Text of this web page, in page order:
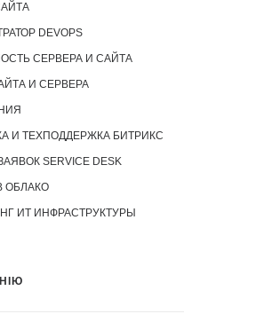
DEVOPS
СЕРВЕРА И САЙТА
И СЕРВЕРА
И ТЕХПОДДЕРЖКА БИТРИКС
SERVICE DESK
ОБЛАКО
ИТ ИНФРАСТРУКТУРЫ